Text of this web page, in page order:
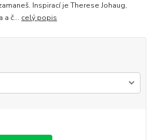
Inspirací je Therese Johaug,
a č... celý popis